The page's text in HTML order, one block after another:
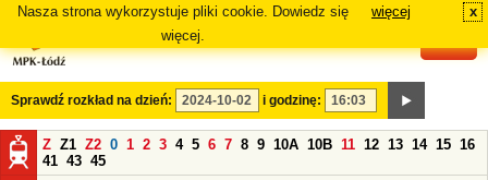
Nasza strona wykorzystuje pliki cookie. Dowiedz się
więcej.
więcej x
Sprawdź rozkład na dzień: i godzinę:
Z Z1 Z2 0 1 2 3 4 5 6 7 8 9 10A 10B 11 12 13 14 15 16
41 43 45